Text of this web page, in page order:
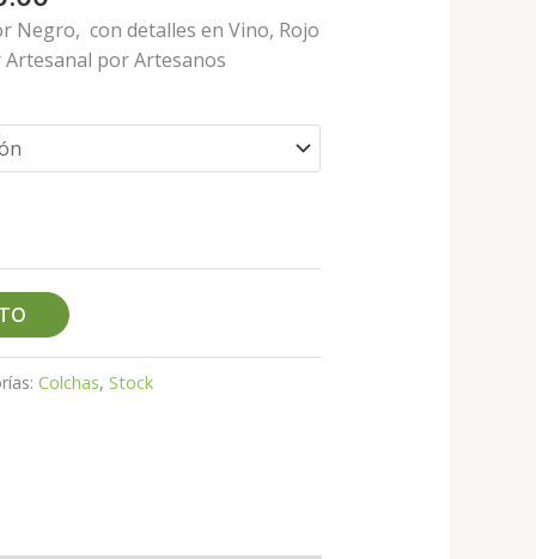
Negro, con detalles en Vino, Rojo
por Artesanos
Colchas,Stock